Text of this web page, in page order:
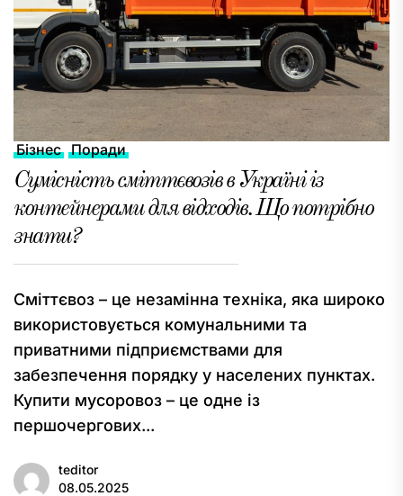
Бізнес Поради
Сумісність сміттєвозів в Україні із
контейнерами для відходів. Що потрібно
знати?
Сміттєвоз – це незамінна техніка, яка широко
використовується комунальними та
приватними підприємствами для
забезпечення порядку у населених пунктах.
Купити мусоровоз – це одне із
першочергових...
teditor
08.05.2025